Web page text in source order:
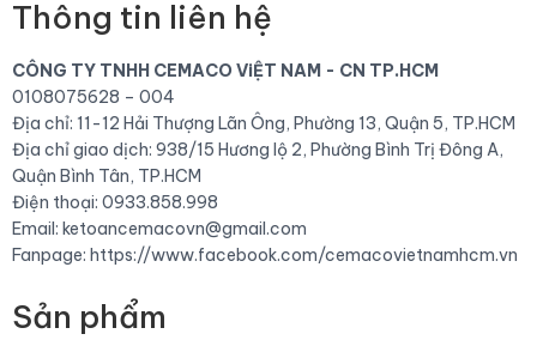
Thông tin liên hệ
CÔNG TY TNHH CEMACO ViỆT NAM - CN TP.HCM
0108075628 – 004
Địa chỉ: 11-12 Hải Thượng Lãn Ông, Phường 13, Quận 5, TP.HCM
Địa chỉ giao dịch: 938/15 Hương lộ 2, Phường Bình Trị Đông A,
Quận Bình Tân, TP.HCM
Điện thoại: 0933.858.998
Email: ketoancemacovn@gmail.com
Fanpage: https://www.facebook.com/cemacovietnamhcm.vn
Sản phẩm